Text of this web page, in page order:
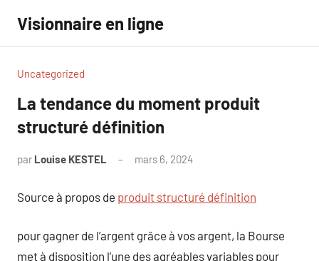
contenu
Visionnaire en ligne
Uncategorized
La tendance du moment produit
structuré définition
par Louise KESTEL mars 6, 2024
Source à propos de produit structuré définition
pour gagner de l’argent grâce à vos argent, la Bourse
met à disposition l’une des agréables variables pour